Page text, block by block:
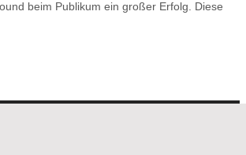
beim Publikum ein großer Erfolg. Diese